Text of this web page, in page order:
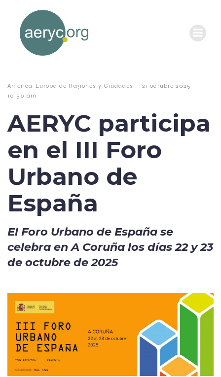
America-Europa de Regiones y Ciudades – 21 octubre 2025 –
10:50 am
AERYC participa
en el III Foro
Urbano de
España
El Foro Urbano de España se
celebra en A Coruña los días 22 y 23
de octubre de 2025